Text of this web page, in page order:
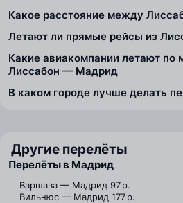
Какое расстояние между
Летают ли прямые рейсы из
Какие авиакомпании летают по
Лиссабон — Мадрид
В каком городе лучше делать
Другие перелёты
Перелёты в Мадрид
Варшава — Мадрид 97 р.
Вильнюс — Мадрид 177 р.